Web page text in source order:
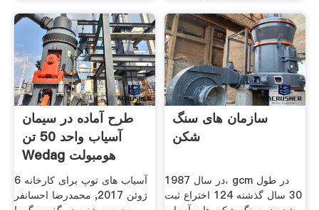
طرح آماده در سیمان
آسیاب واحد 50 تن
Wedag هومبولت
آسیاب های توپ برای کارخانه 6
ژوئن 2017, محمدرضا احسانفر
سازمان های سنگ
شکن
در سال 1987، gcm در طول
30 سال گذشته 124 اختراع ثبت